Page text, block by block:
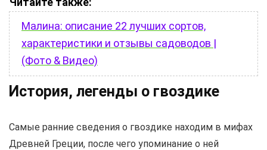
Малина: описание 22 лучших сортов,
характеристики и отзывы садоводов |
(Фото & Видео)
История, легенды о гвоздике
Самые ранние сведения о гвоздике находим в мифах
Древней Греции, после чего упоминание о ней